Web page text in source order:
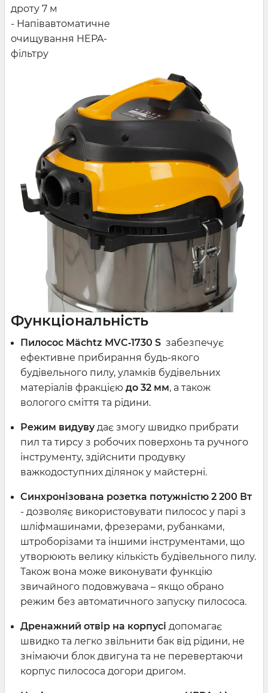
дроту 7 м
- Напівавтоматичне
очищування HEPA-
фільтру
Функціональність
Пилосос Mächtz MVC‑1730 S забезпечує
ефективне прибирання будь-якого
будівельного пилу, уламків будівельних
матеріалів фракцією до 32 мм, а також
вологого сміття та рідини.
Режим видувудає змогу швидко прибрати
пил та тирсу з робочих поверхонь та ручного
інструменту, здійснити продувку
важкодоступних ділянок у майстерні.
Синхронізована розетка потужністю 2 200 Вт
- дозволяє використовувати пилосос у парі з
шліфмашинами, фрезерами, рубанками,
штроборізами та іншими інструментами, що
утворюють велику кількість будівельного пилу.
Також вона може виконувати функцію
звичайного подовжувача – якщо обрано
режим без автоматичного запуску пилососа.
Дренажний отвір на корпусі допомагає
швидко та легко звільнити бак від рідини, не
знімаючи блок двигуна та не перевертаючи
корпус пилососа догори дригом.